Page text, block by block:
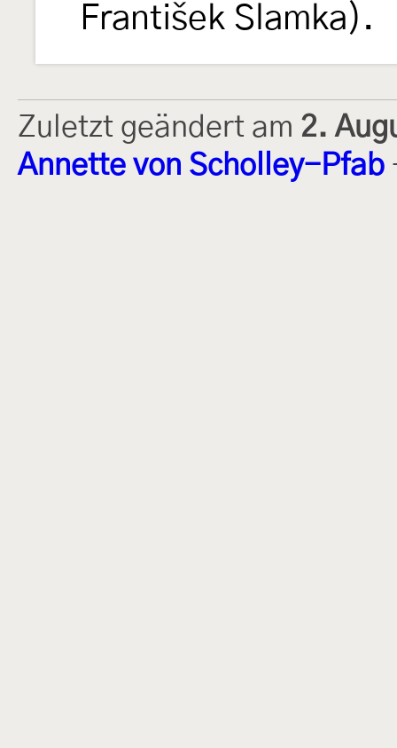
František Slamka).
Zuletzt geändert am 2.
Annette von Scholley-Pfab